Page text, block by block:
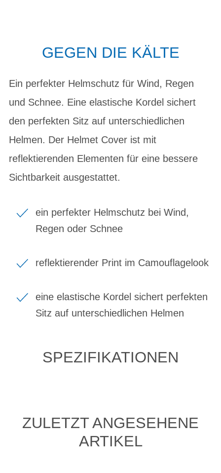
GEGEN DIE KÄLTE
Ein perfekter Helmschutz für Wind, Regen
und Schnee. Eine elastische Kordel sichert
den perfekten Sitz auf unterschiedlichen
Helmen. Der Helmet Cover ist mit
reflektierenden Elementen für eine bessere
Sichtbarkeit ausgestattet.
ein perfekter Helmschutz bei Wind,
Regen oder Schnee
reflektierender Print im Camouflagelook
eine elastische Kordel sichert perfekten
Sitz auf unterschiedlichen Helmen
SPEZIFIKATIONEN
ZULETZT ANGESEHENE
ARTIKEL